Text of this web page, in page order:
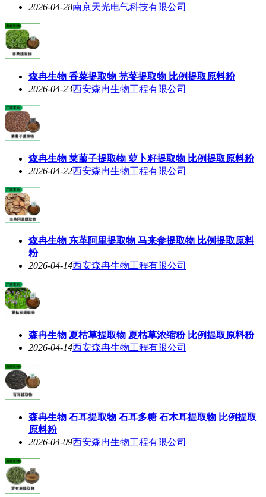
2026-04-28南京天光电气科技有限公司
森冉生物 香菜提取物 芫荽提取物 比例提取原料粉
2026-04-23西安森冉生物工程有限公司
森冉生物 莱菔子提取物 萝卜籽提取物 比例提取原料粉
2026-04-22西安森冉生物工程有限公司
森冉生物 东革阿里提取物 马来参提取物 比例提取原料
粉
2026-04-14西安森冉生物工程有限公司
森冉生物 夏枯草提取物 夏枯草浓缩粉 比例提取原料粉
2026-04-14西安森冉生物工程有限公司
森冉生物 石耳提取物 石耳多糖 石木耳提取物 比例提取
原料粉
2026-04-09西安森冉生物工程有限公司